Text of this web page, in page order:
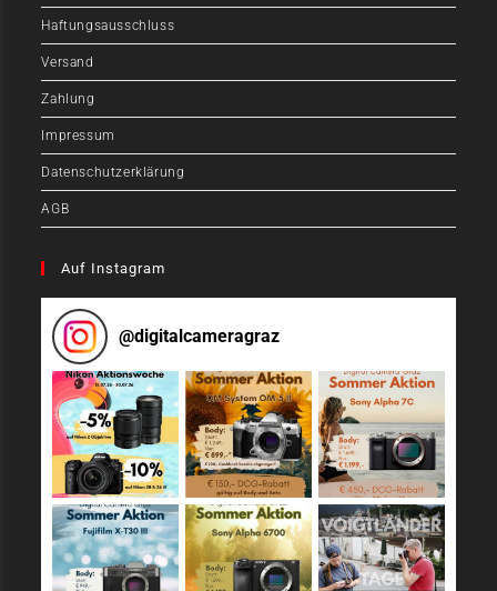
Haftungsausschluss
Versand
Zahlung
Impressum
Datenschutzerklärung
AGB
Auf Instagram
@digitalcameragraz